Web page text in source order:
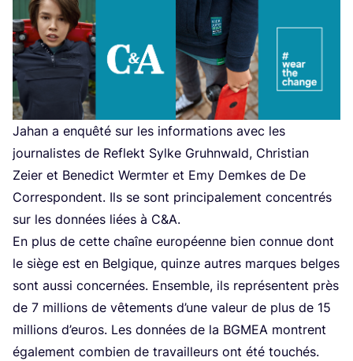
Jahan a enquê­té sur les infor­ma­tions avec les
jour­na­listes de Reflekt Sylke Gruhn­wald, Chris­tian
Zeier et Bene­dict Werm­ter et Emy Demkes de De
Cor­res­pondent. Ils se sont prin­ci­pa­le­ment concen­trés
sur les don­nées liées à C&A.
En plus de cette chaîne euro­péenne bien connue dont
le siège est en Bel­gique, quinze autres marques belges
sont aus­si concer­nées. Ensemble, ils repré­sentent près
de 7 mil­lions de vête­ments d’une valeur de plus de 15
mil­lions d’eu­ros. Les don­nées de la BGMEA montrent
éga­le­ment com­bien de tra­vailleurs ont été touchés.